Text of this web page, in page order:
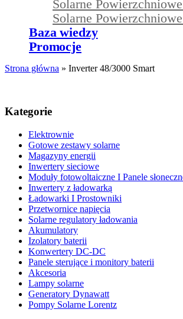
Solarne
Solarne
Baza wiedzy
Promocje
Strona główna » Inverter 48/3000 Smart
Kategorie
Elektrownie
Gotowe zestawy solarne
Magazyny energii
Inwertery sieciowe
Moduły fotowoltaiczne I Panele
Inwertery z ładowarką
Ładowarki I Prostowniki
Przetwornice napięcia
Solarne regulatory ładowania
Akumulatory
Izolatory baterii
Konwertery DC-DC
Panele sterujące i monitory baterii
Akcesoria
Lampy solarne
Generatory Dynawatt
Pompy Solarne Lorentz